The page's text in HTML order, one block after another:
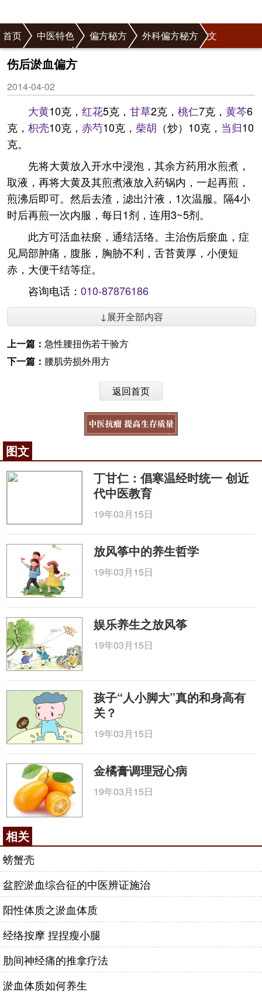
首页 中医特色 偏方秘方
外科偏方秘方
跌打偏方秘方
正文
伤后淤血偏方
2014-04-02
大黄10克， 红花5克， 甘草2克， 桃仁7克， 黄芩6
克， 枳壳10克， 赤芍10克， 柴胡 （炒）10克， 当归10
克。
先将大黄放入开水中浸泡，其余方药用水煎煮，
取液，再将大黄及其煎煮液放入药锅内，一起再煎，
煎沸后即可。然后去渣，滤出汁液，1次温服。隔4小
时后再煎一次内服，每日1剂，连用3~5剂。
此方可活血祛瘀，通结活络。主治伤后瘀血，症
见局部肿痛，腹胀，胸胁不利，舌苔黄厚，小便短
赤，大便干结等症。
咨询电话： 010-87876186
↓展开全部内容
上一篇： 急性腰扭伤若干验方
下一篇： 腰肌劳损外用方
返回首页
图文
丁甘仁：倡寒温经时统一 创近
代中医教育
19年03月15日
放风筝中的养生哲学
19年03月15日
娱乐养生之放风筝
19年03月15日
孩子“人小脚大”真的和身高有
关？
19年03月15日
金橘膏调理冠心病
19年03月15日
相关
螃蟹壳
盆腔淤血综合征的中医辨证施治
阳性体质之淤血体质
经络按摩 捏捏瘦小腿
肋间神经痛的推拿疗法
淤血体质如何养生